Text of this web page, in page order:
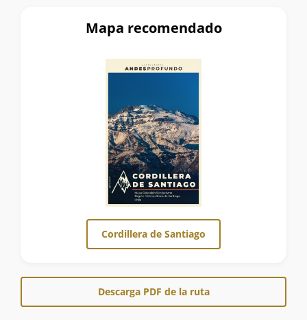
Mapa recomendado
Cordillera de Santiago
Descarga PDF de la ruta